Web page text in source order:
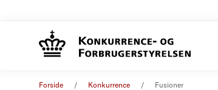
Forside Konkurrence Fusioner